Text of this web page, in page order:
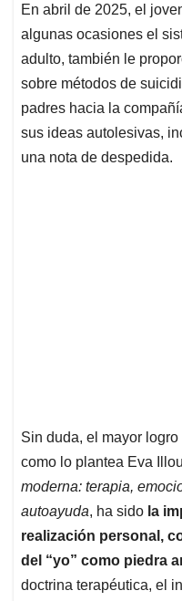
En abril de 2025, el
algunas ocasiones el
adulto, también le
sobre métodos de
padres hacia la
sus ideas autolesivas,
una nota de despedida.
Sin duda, el mayor
como lo plantea Eva
moderna: terapia,
autoayuda, ha sido la
realización personal,
del “yo” como piedra
doctrina terapéutica, el